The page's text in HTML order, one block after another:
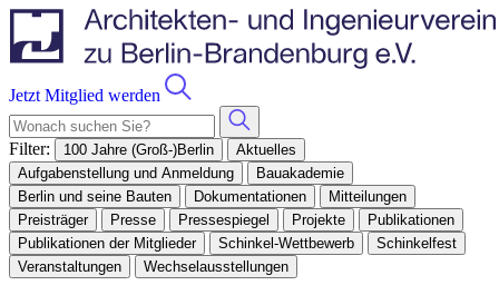
Jetzt Mitglied werden
Filter: 100 Jahre (Groß-)Berlin
Aktuelles
Aufgabenstellung und Anmeldung
Bauakademie
Berlin und seine Bauten
Dokumentationen
Mitteilungen
Preisträger
Presse Pressespiegel Projekte
Publikationen
Publikationen der Mitglieder
Schinkel-Wettbewerb
Schinkelfest
Veranstaltungen
Wechselausstellungen